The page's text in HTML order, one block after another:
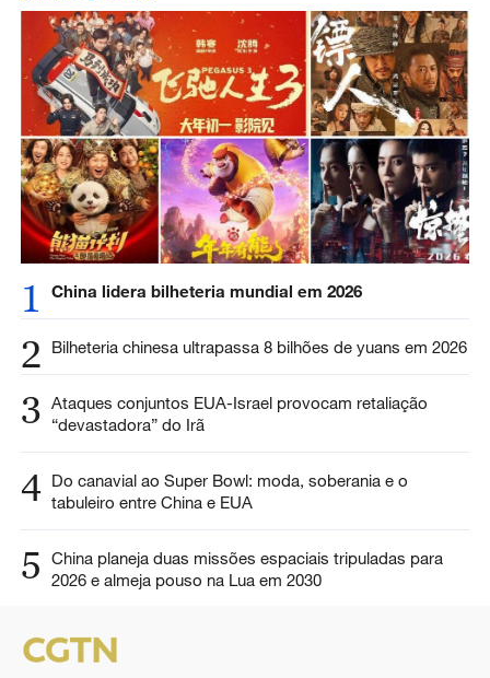
1 China lidera bilheteria mundial em 2026
2 Bilheteria chinesa ultrapassa 8 bilhões de yuans em 2026
3 Ataques conjuntos EUA-Israel provocam retaliação
“devastadora” do Irã
4 Do canavial ao Super Bowl: moda, soberania e o
tabuleiro entre China e EUA
5
China planeja duas missões espaciais tripuladas para
2026 e almeja pouso na Lua em 2030